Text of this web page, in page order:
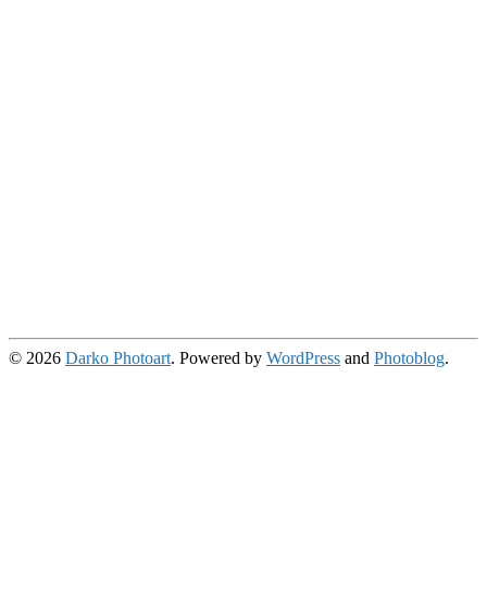
© 2026 Darko Photoart. Powered by WordPress and Photoblog.